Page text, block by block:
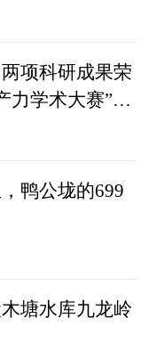
项科研成果荣
力学术大赛”一
鸭公垅的699
塘水库九龙岭